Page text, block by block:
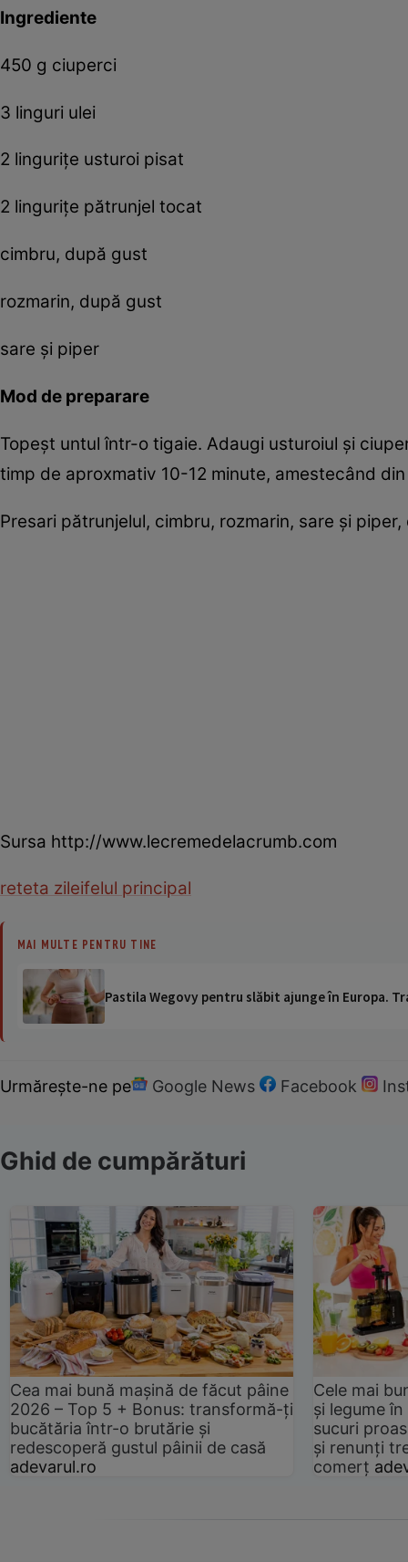
Ingrediente
450 g ciuperci
3 linguri ulei
2 linguriţe usturoi pisat
2 linguriţe pătrunjel tocat
cimbru, după gust
rozmarin, după gust
sare şi piper
Mod de preparare
Topeşt untul într-o tigaie. Adaugi usturoiul şi
timp de aproxmativ 10-12 minute, amestecând
Presari pătrunjelul, cimbru, rozmarin, sare şi
Sursa http://www.lecremedelacrumb.com
reteta zileifelul principal
MAI MULTE PENTRU TINE
Pastila Wegovy pentru slăbit ajunge în Europa.
Urmărește-ne pe Google News Facebook
Ghid de cumpărături
Cea mai bună mașină de făcut pâine
2026 – Top 5 + Bonus: transformă-ți
bucătăria într-o brutărie și
redescoperă gustul pâinii de casă
adevarul.ro
Cele mai
și legume
sucuri
și renunți
comerț